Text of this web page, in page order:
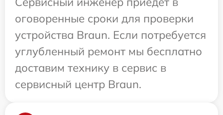
оговоренные сроки для проверки
устройства Braun. Если потребуется
углубленный ремонт мы бесплатно
доставим технику в сервис в
сервисный центр Braun.